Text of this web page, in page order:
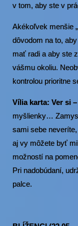
v tom, aby ste v
Akékoľvek menšie
dôvodom na to,
mať radi a aby ste
vášmu okoliu.
kontrolou prioritne
Vília karta: Ver si –
myšlienky…
sami sebe
aj vy môžete byť
možností na
Pri nadobúdaní,
palce.